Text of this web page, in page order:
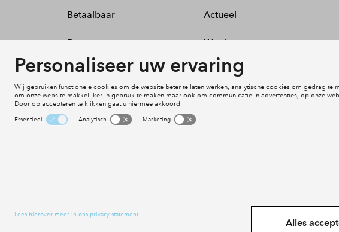
Betaalbaar
Duurzaam
Actueel
Woningen